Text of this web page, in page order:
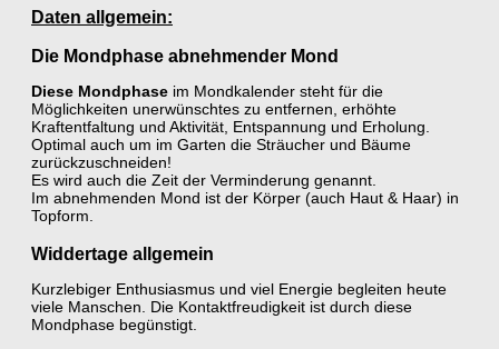
Daten allgemein:
Die Mondphase abnehmender Mond
Diese Mondphase im Mondkalender steht für die
Möglichkeiten unerwünschtes zu entfernen, erhöhte
Kraftentfaltung und Aktivität, Entspannung und Erholung.
Optimal auch um im Garten die Sträucher und Bäume
zurückzuschneiden!
Es wird auch die Zeit der Verminderung genannt.
Im abnehmenden Mond ist der Körper (auch Haut & Haar) in
Topform.
Widdertage allgemein
Kurzlebiger Enthusiasmus und viel Energie begleiten heute
viele Manschen. Die Kontaktfreudigkeit ist durch diese
Mondphase begünstigt.